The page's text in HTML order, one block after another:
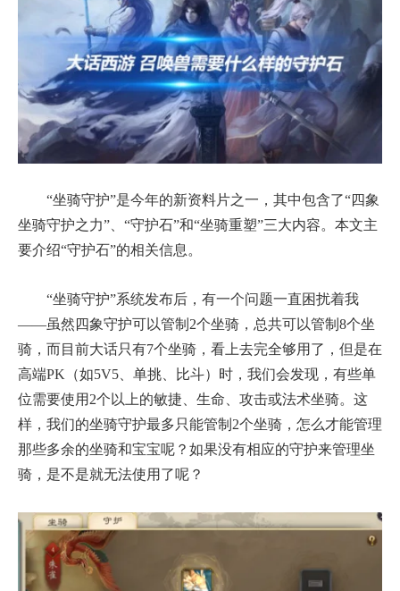
“坐骑守护”是今年的新资料片之一，其中包含了“四象
坐骑守护之力”、“守护石”和“坐骑重塑”三大内容。本文主
要介绍“守护石”的相关信息。
“坐骑守护”系统发布后，有一个问题一直困扰着我
——虽然四象守护可以管制2个坐骑，总共可以管制8个坐
骑，而目前大话只有7个坐骑，看上去完全够用了，但是在
高端PK（如5V5、单挑、比斗）时，我们会发现，有些单
位需要使用2个以上的敏捷、生命、攻击或法术坐骑。这
样，我们的坐骑守护最多只能管制2个坐骑，怎么才能管理
那些多余的坐骑和宝宝呢？如果没有相应的守护来管理坐
骑，是不是就无法使用了呢？